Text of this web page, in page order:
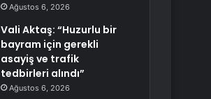
Ağustos 6, 2026
Vali Aktaş: “Huzurlu bir
bayram için gerekli
asayiş ve trafik
tedbirleri alındı”
Ağustos 6, 2026